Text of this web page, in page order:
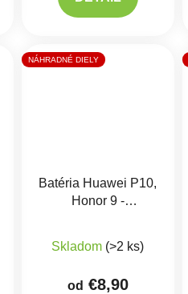
NÁHRADNÉ DIELY
Batéria Huawei P10,
Honor 9 -
Skladom (>2 ks)
od €8,90